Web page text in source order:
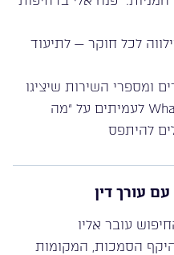
לכל חוקר — לתיעוד
ומספרי השירות שיציגו
אל תשלח הודעות WhatsApp לעמיתים על “מה
להיתפס
עובר אליו
הסמכות, המקומות